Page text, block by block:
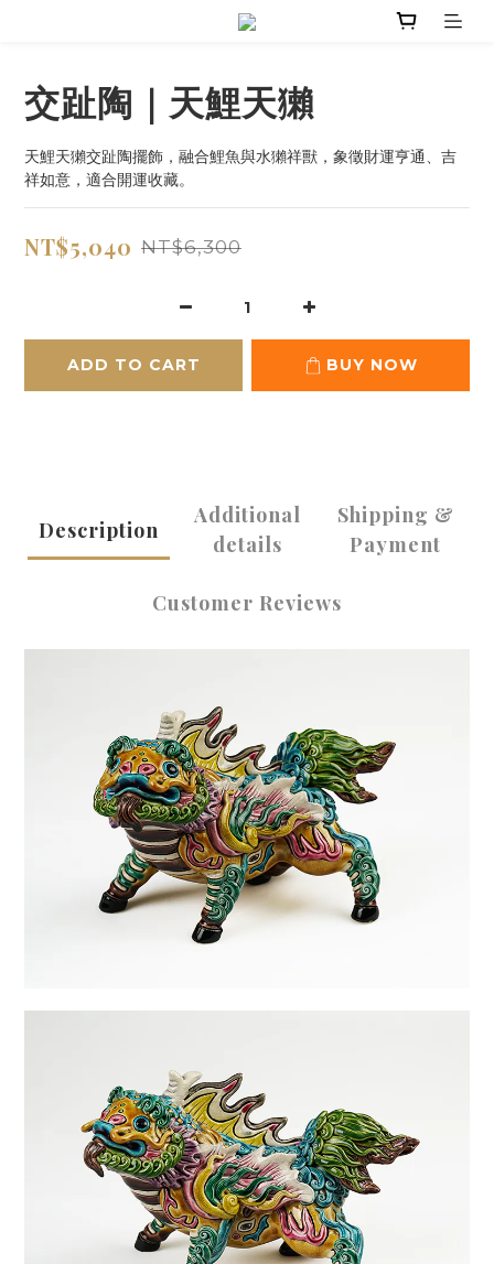
交趾陶｜天鯉天獺
天鯉天獺交趾陶擺飾，融合鯉魚與水獺祥獸，象徵財運亨通、吉
祥如意，適合開運收藏。
NT$5,040 NT$6,300
ADD TO CART BUY NOW
Description
Additional
details
Shipping &
Payment
Customer Reviews